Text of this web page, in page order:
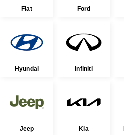
Fiat Ford
Hyundai Infiniti
Jeep Kia